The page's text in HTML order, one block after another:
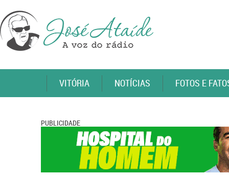
VITÓRIA NOTÍCIAS FOTOS E
PUBLICIDADE